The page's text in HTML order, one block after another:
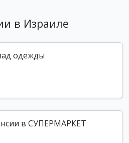
в Израиле
одежды
в СУПЕРМАРКЕТ